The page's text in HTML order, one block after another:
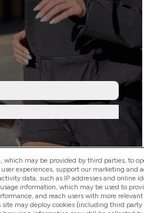
which may be provided by third parties, to
experiences, support our marketing and
data, such as IP addresses and online
information, which may be used to
and reach users with more
may deploy cookies (including third